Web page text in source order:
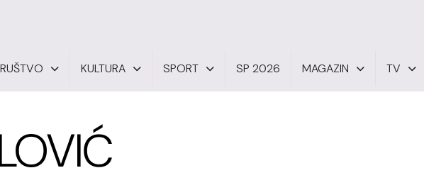
KULTURA SPORT SP 2026 MAGAZIN TV